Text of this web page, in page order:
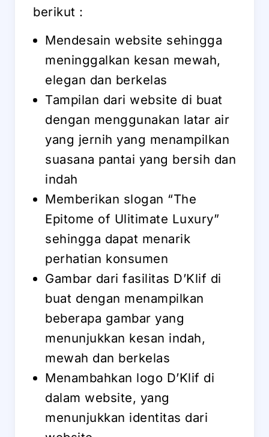
berikut :
Mendesain website sehingga
meninggalkan kesan mewah,
elegan dan berkelas
Tampilan dari website di buat
dengan menggunakan latar air
yang jernih yang menampilkan
suasana pantai yang bersih dan
indah
Memberikan slogan “The
Epitome of Ulitimate Luxury”
sehingga dapat menarik
perhatian konsumen
Gambar dari fasilitas D’Klif di
buat dengan menampilkan
beberapa gambar yang
menunjukkan kesan indah,
mewah dan berkelas
Menambahkan logo D’Klif di
dalam website, yang
menunjukkan identitas dari